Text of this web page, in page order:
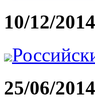
10/12/2014
25/06/2014